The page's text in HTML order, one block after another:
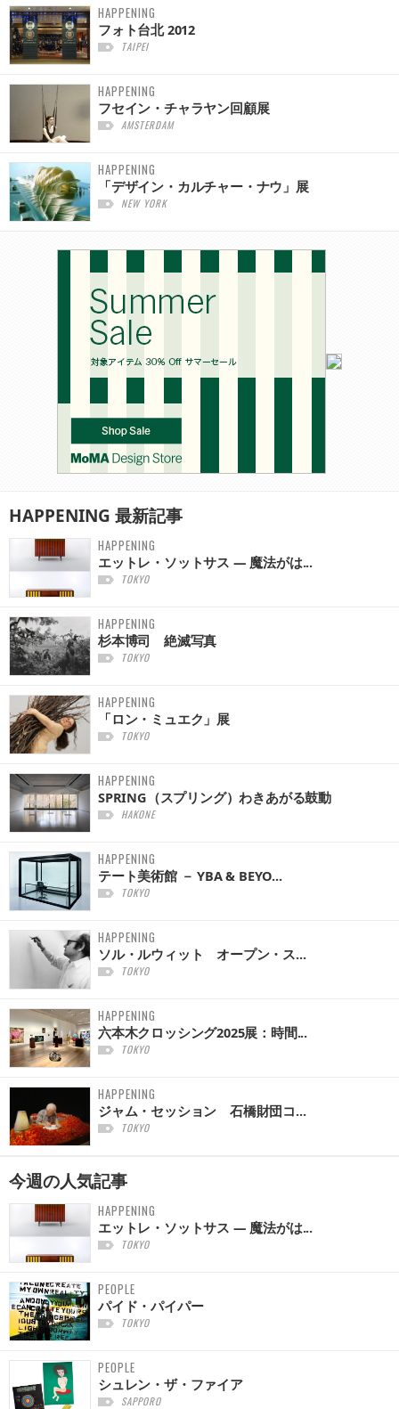
HAPPENING
フォト台北 2012
TAIPEI
HAPPENING
フセイン・チャラヤン回顧展
AMSTERDAM
HAPPENING
「デザイン・カルチャー・ナウ」展
NEW YORK
HAPPENING 最新記事
HAPPENING
エットレ・ソットサス — 魔法がは...
TOKYO
HAPPENING
杉本博司 絶滅写真
TOKYO
HAPPENING
「ロン・ミュエク」展
TOKYO
HAPPENING
SPRING（スプリング）わきあがる鼓動
HAKONE
HAPPENING
テート美術館 － YBA & BEYO...
TOKYO
HAPPENING
ソル・ルウィット オープン・ス...
TOKYO
HAPPENING
六本木クロッシング2025展：時間...
TOKYO
HAPPENING
ジャム・セッション 石橋財団コ...
TOKYO
今週の人気記事
HAPPENING
エットレ・ソットサス — 魔法がは...
TOKYO
PEOPLE
パイド・パイパー
TOKYO
PEOPLE
シュレン・ザ・ファイア
SAPPORO